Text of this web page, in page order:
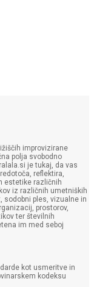
improvizirane
polja svobodno
je tukaj, da vas
reflektira,
estetike različnih
iz različnih umetniških
sodobni ples, vizualne in
prostorov,
ter številnih
im med seboj
kot usmeritve in
kodeksu